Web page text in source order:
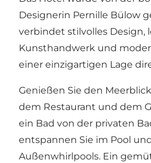
Designerin Pernille Bülow
verbindet stilvolles Design,
Kunsthandwerk und
einer einzigartigen Lage
Genießen Sie den
dem Restaurant und dem
ein Bad von der privaten
entspannen Sie im Pool
Außenwhirlpools. Ein